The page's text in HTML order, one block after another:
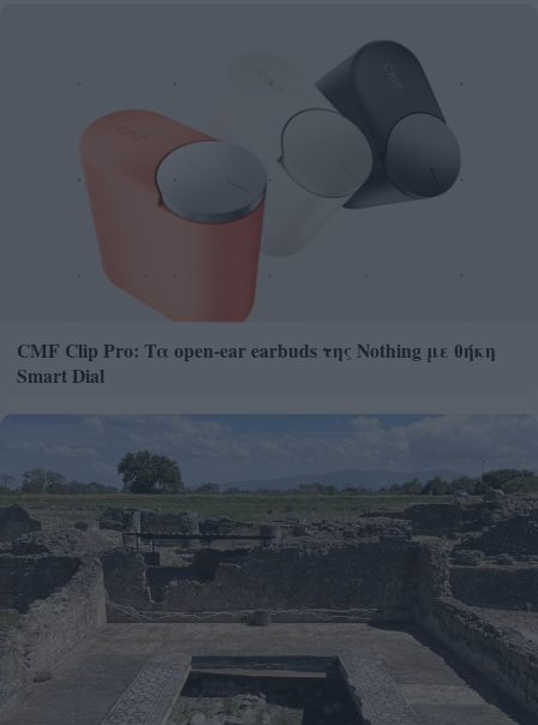
CMF Clip Pro: Τα open-ear earbuds της Nothing με θήκη
Smart Dial